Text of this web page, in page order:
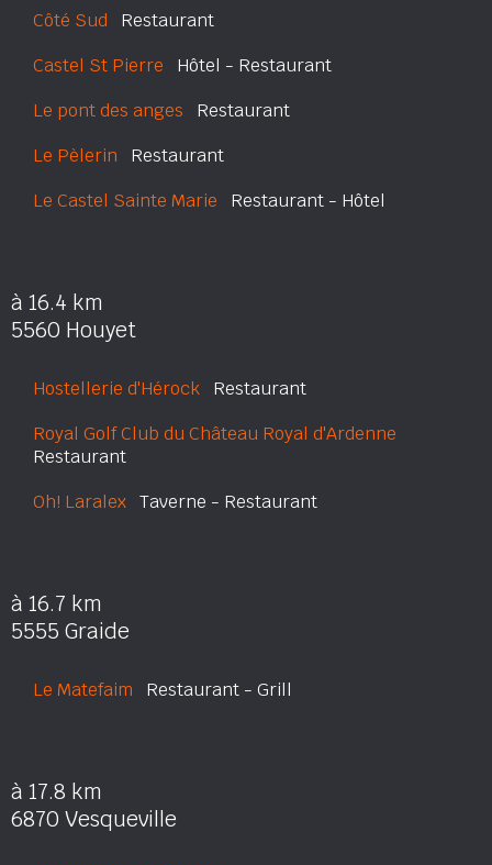
Côté Sud Restaurant
Castel St Pierre Hôtel - Restaurant
Le pont des anges Restaurant
Le Pèlerin Restaurant
Le Castel Sainte Marie Restaurant - Hôtel
à 16.4 km
5560 Houyet
Hostellerie d'Hérock Restaurant
Royal Golf Club du Château Royal d'Ardenne
Restaurant
Oh! Laralex Taverne - Restaurant
à 16.7 km
5555 Graide
Le Matefaim Restaurant - Grill
à 17.8 km
6870 Vesqueville